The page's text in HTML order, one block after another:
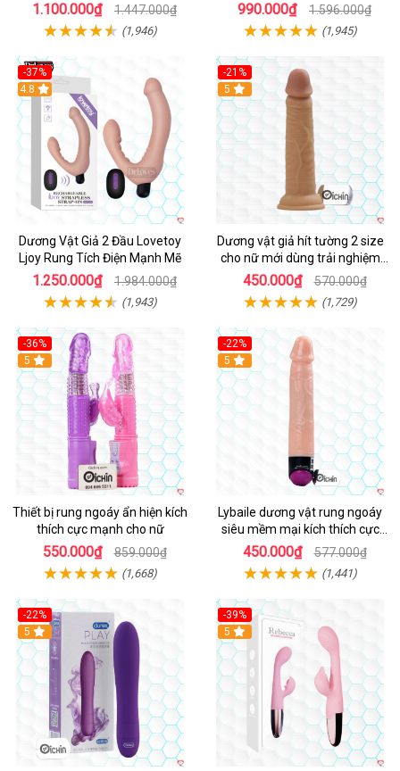
1.100.000₫ 1.447.000₫
(1,946)
990.000₫ 1.596.000₫
(1,945)
-37%
Hot
4.8
Dương Vật Giả 2 Đầu Lovetoy
Ljoy Rung Tích Điện Mạnh Mẽ
1.250.000₫ 1.984.000₫
(1,943)
-21%
Hot
5
Dương vật giả hít tường 2 size
cho nữ mới dùng trải nghiệm
thật
450.000₫ 570.000₫
(1,729)
-36%
Hot
5
Thiết bị rung ngoáy ẩn hiện kích
thích cực mạnh cho nữ
550.000₫ 859.000₫
(1,668)
-22%
Hot
5
Lybaile dương vật rung ngoáy
siêu mềm mại kích thích cực
mạnh
450.000₫ 577.000₫
(1,441)
-22%
Hot
5
-39%
Hot
5